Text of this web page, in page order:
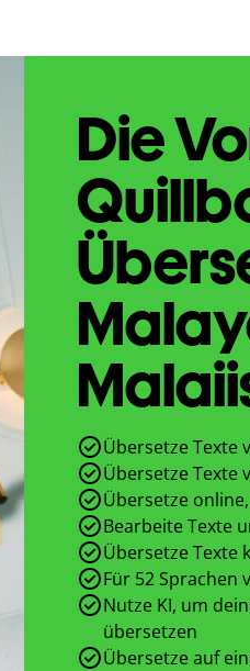
Die
Übersetze Texte
Übersetze Texte
Übersetze
Bearbeite Texte
Übersetze Texte
Für 52 Sprachen
Nutze KI, um
übersetzen
Übersetze auf